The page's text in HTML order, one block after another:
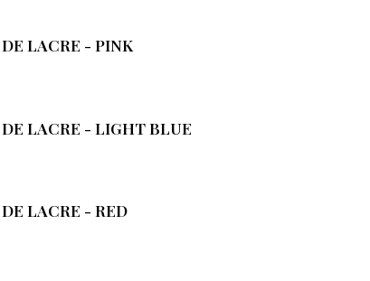
LACRE - PINK
LACRE - LIGHT BLUE
LACRE - RED